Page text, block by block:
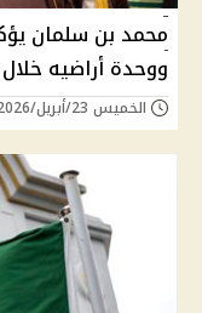
محمد بن سلمان
ووحدة أراضيه
الخميس 23/أبريل/2026 - 05:00 ص